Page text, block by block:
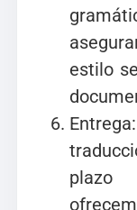
estilo
plazo